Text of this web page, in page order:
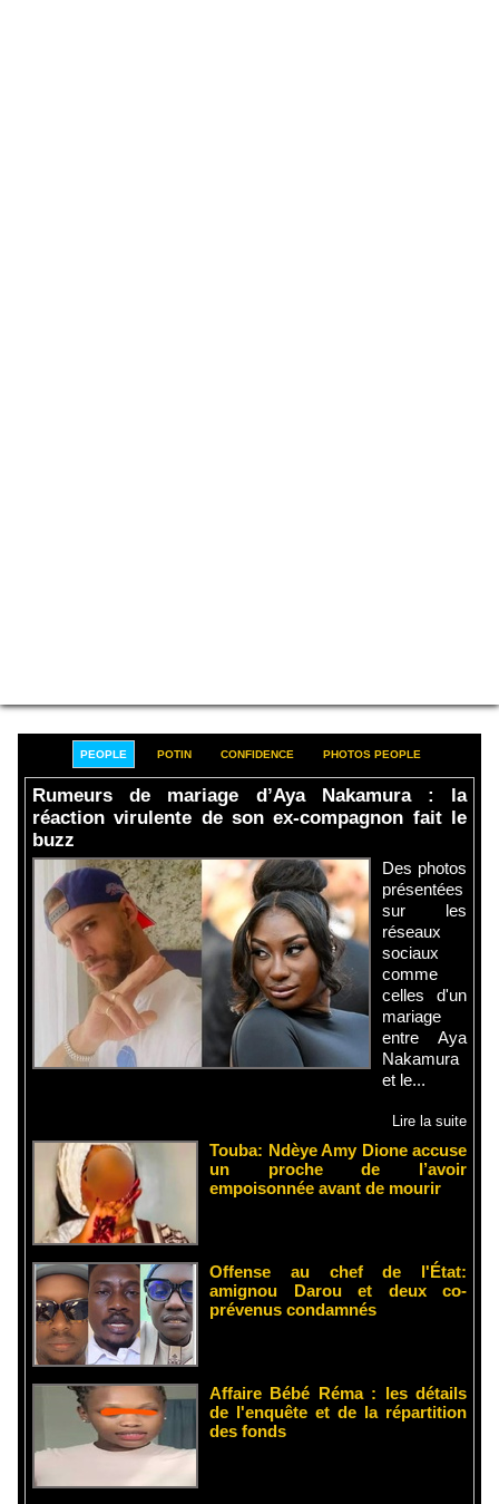
PEOPLE POTIN CONFIDENCE PHOTOS PEOPLE
Rumeurs de mariage d’Aya Nakamura : la
réaction virulente de son ex-compagnon fait le
buzz
Des photos
présentées
sur les
réseaux
sociaux
comme
celles d'un
mariage
entre Aya
Nakamura
et le...
Lire la suite
Touba: Ndèye Amy Dione accuse
un proche de l’avoir
empoisonnée avant de mourir
Offense au chef de l'État:
amignou Darou et deux co-
prévenus condamnés
Affaire Bébé Réma : les détails
de l'enquête et de la répartition
des fonds